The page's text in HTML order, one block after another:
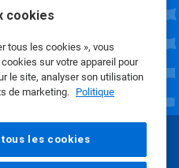
cookies
tous les cookies », vous
sur votre appareil pour
le site, analyser son utilisation
de marketing. Politique
les cookies